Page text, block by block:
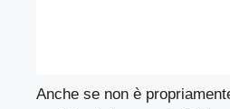
Anche se non è